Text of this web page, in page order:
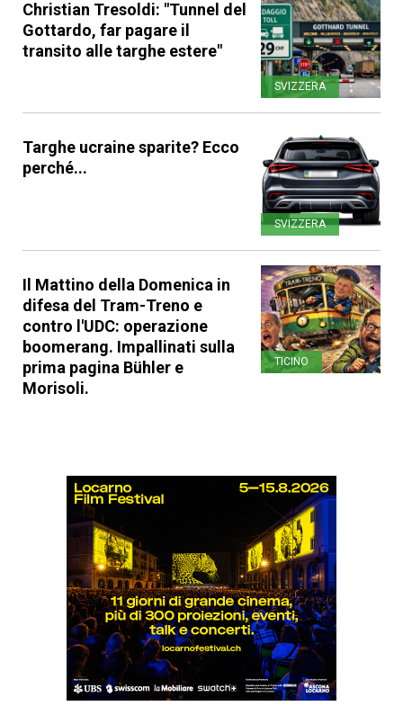
Christian Tresoldi: "Tunnel del
Gottardo, far pagare il
transito alle targhe estere"
SVIZZERA
Targhe ucraine sparite? Ecco
perché...
SVIZZERA
Il Mattino della Domenica in
difesa del Tram-Treno e
contro l'UDC: operazione
boomerang. Impallinati sulla
prima pagina Bühler e
Morisoli.
TICINO